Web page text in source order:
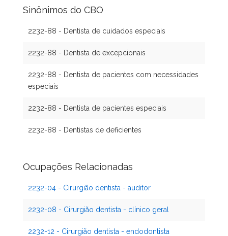
Sinônimos do CBO
2232-88 - Dentista de cuidados especiais
2232-88 - Dentista de excepcionais
2232-88 - Dentista de pacientes com necessidades
especiais
2232-88 - Dentista de pacientes especiais
2232-88 - Dentistas de deficientes
Ocupações Relacionadas
2232-04 - Cirurgião dentista - auditor
2232-08 - Cirurgião dentista - clínico geral
2232-12 - Cirurgião dentista - endodontista